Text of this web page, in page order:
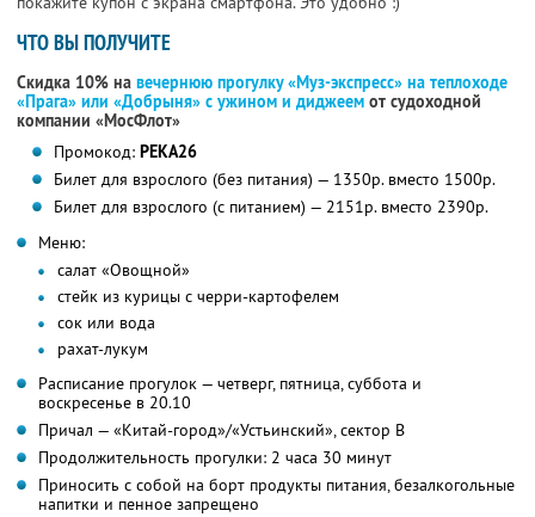
ЧТО ВЫ ПОЛУЧИТЕ
Скидка 10% на вечернюю прогулку «Муз-экспресс» на теплоходе
«Прага» или «Добрыня» с ужином и диджеем от судоходной
компании «МосФлот»
Промокод: РЕКА26
Билет для взрослого (без питания) — 1350р. вместо 1500р.
Билет для взрослого (с питанием) — 2151р. вместо 2390р.
Меню:
салат «Овощной»
стейк из курицы с черри-картофелем
сок или вода
рахат-лукум
Расписание прогулок — четверг, пятница, суббота и
воскресенье в 20.10
Причал — «Китай-город»/«Устьинский», сектор B
Продолжительность прогулки: 2 часа 30 минут
Приносить с собой на борт продукты питания, безалкогольные
напитки и пенное запрещено